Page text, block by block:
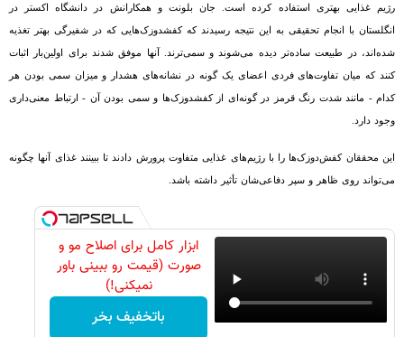
رژیم غذایی بهتری استفاده کرده است. جان بلونت و همکارانش در دانشگاه اکستر در
انگلستان با انجام تحقیقی به این نتیجه رسیدند که کفشدوزک‌هایی که در شفیرگی بهتر تغذیه
شده‌اند، در طبیعت ساده‌تر دیده می‌شوند و سمی‌ترند. آنها موفق شدند برای اولین‌بار اثبات
کنند که میان تفاوت‌های فردی اعضای یک گونه در نشانه‌های هشدار و میزان سمی بودن هر
کدام - مانند شدت رنگ قرمز در گونه‌ای از کفشدوزک‌ها و سمی بودن آن - ارتباط معنی‌داری
وجود دارد.
این محققان کفش‌دوزک‌‌ها را با رژیم‌های غذایی متفاوت پرورش دادند تا ببینند غذای آنها چگونه
می‌‌تواند روی ظاهر و سپر دفاعی‌شان تأثیر داشته باشد.
ابزار کامل برای اصلاح مو و
صورت (قیمت رو ببینی باور
نمیکنی!)
باتخفیف بخر